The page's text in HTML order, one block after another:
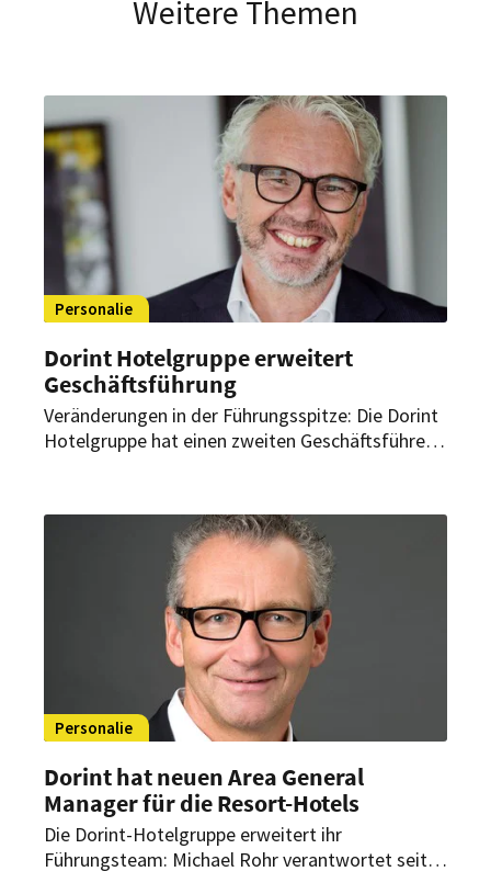
Weitere Themen
Personalie
Dorint Hotelgruppe erweitert
Geschäftsführung
Veränderungen in der Führungsspitze: Die Dorint
Hotelgruppe hat einen zweiten Geschäftsführer
und Expansion des Unternehmens vorantreiben.
Personalie
Dorint hat neuen Area General
Manager für die Resort-Hotels
Die Dorint-Hotelgruppe erweitert ihr
Führungsteam: Michael Rohr verantwortet seit